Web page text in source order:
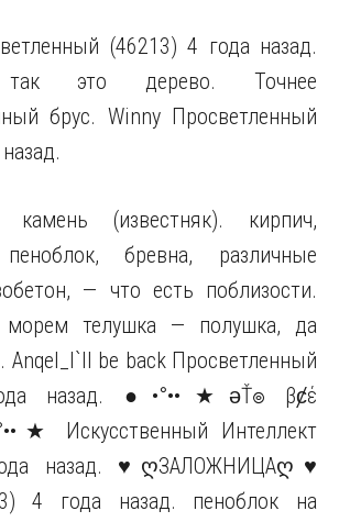
(46213) 4 года назад.
это дерево. Точнее
брус. Winny Просветленный
камень (известняк). кирпич,
бревна, различные
— что есть поблизости.
морем телушка — полушка, да
Anqel_I`ll be back Просветленный
назад. ●•°••★ǝŤ๏ βȼέ
Искусственный Интеллект
назад. ♥ღЗАЛОЖНИЦАღ♥
4 года назад. пеноблок на